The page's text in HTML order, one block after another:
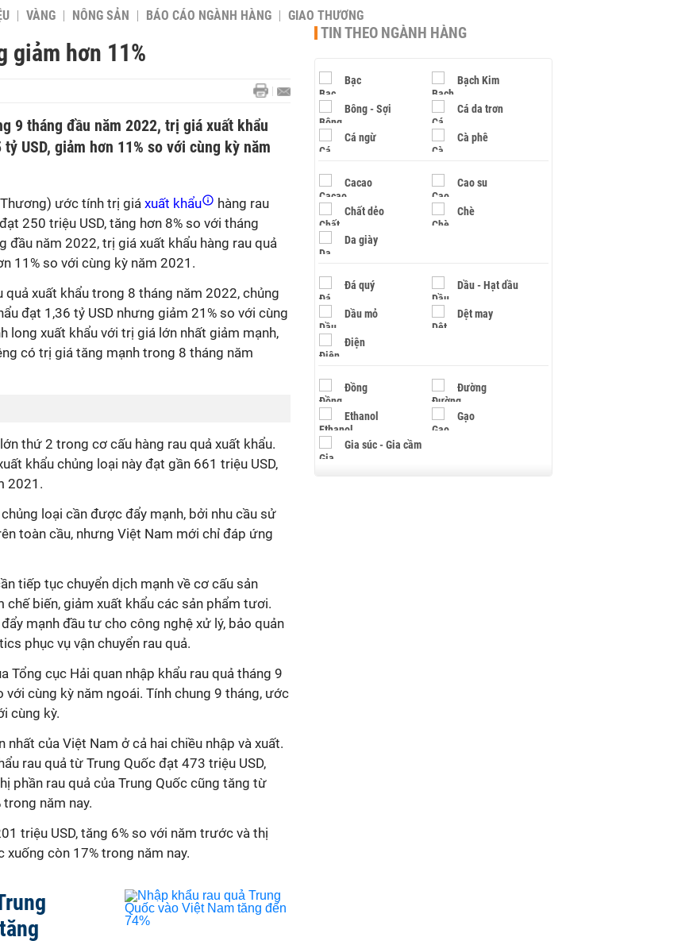
VÀNG NÔNG SẢN BÁO CÁO NGÀNH HÀNG GIAO THƯƠNG
giảm hơn 11%
9 tháng đầu năm 2022, trị giá xuất khẩu
USD, giảm hơn 11% so với cùng kỳ năm
ước tính trị giá xuất khẩu
hàng rau
250 triệu USD, tăng hơn 8% so với tháng
năm 2022, trị giá xuất khẩu hàng rau quả
11% so với cùng kỳ năm 2021.
quả xuất khẩu trong 8 tháng năm 2022, chủng
đạt 1,36 tỷ USD nhưng giảm 21% so với cùng
long xuất khẩu với trị giá lớn nhất giảm mạnh,
có trị giá tăng mạnh trong 8 tháng năm
thứ 2 trong cơ cấu hàng rau quả xuất khẩu.
khẩu chủng loại này đạt gần 661 triệu USD,
2021.
loại cần được đẩy mạnh, bởi nhu cầu sử
toàn cầu, nhưng Việt Nam mới chỉ đáp ứng
tiếp tục chuyển dịch mạnh về cơ cấu sản
biến, giảm xuất khẩu các sản phẩm tươi.
mạnh đầu tư cho công nghệ xử lý, bảo quản
phục vụ vận chuyển rau quả.
Tổng cục Hải quan nhập khẩu rau quả tháng 9
với cùng kỳ năm ngoái. Tính chung 9 tháng, ước
cùng kỳ.
nhất của Việt Nam ở cả hai chiều nhập và xuất.
rau quả từ Trung Quốc đạt 473 triệu USD,
phần rau quả của Trung Quốc cũng tăng từ
năm nay.
triệu USD, tăng 6% so với năm trước và thị
còn 17% trong năm nay.
TIN THEO NGÀNH HÀNG
Bạc Bạch Kim
Bông - Sợi Cá da trơn
Cá ngừ Cà phê
Cacao Cao su
Chất dẻo Chè
Da giày
Đá quý Dầu - Hạt dầu
Dầu mỏ Dệt may
Điện
Đồng Đường
Ethanol Gạo
Gia súc - Gia cầm